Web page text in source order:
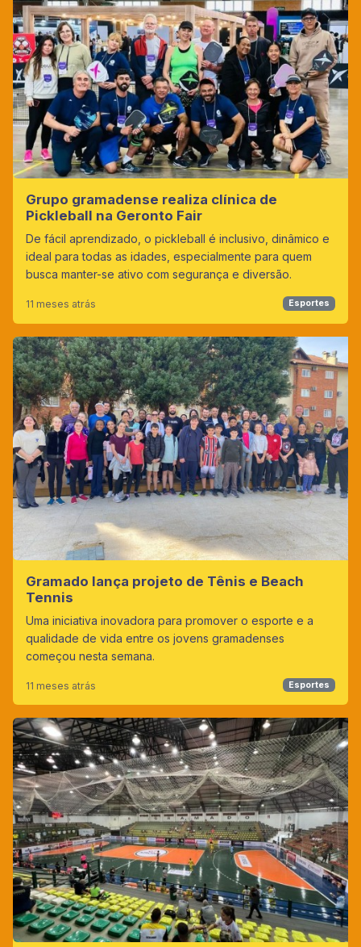
Grupo gramadense realiza clínica de
Pickleball na Geronto Fair
De fácil aprendizado, o pickleball é inclusivo, dinâmico e
ideal para todas as idades, especialmente para quem
busca manter-se ativo com segurança e diversão.
11 meses atrás Esportes
Gramado lança projeto de Tênis e Beach
Tennis
Uma iniciativa inovadora para promover o esporte e a
qualidade de vida entre os jovens gramadenses
começou nesta semana.
11 meses atrás Esportes